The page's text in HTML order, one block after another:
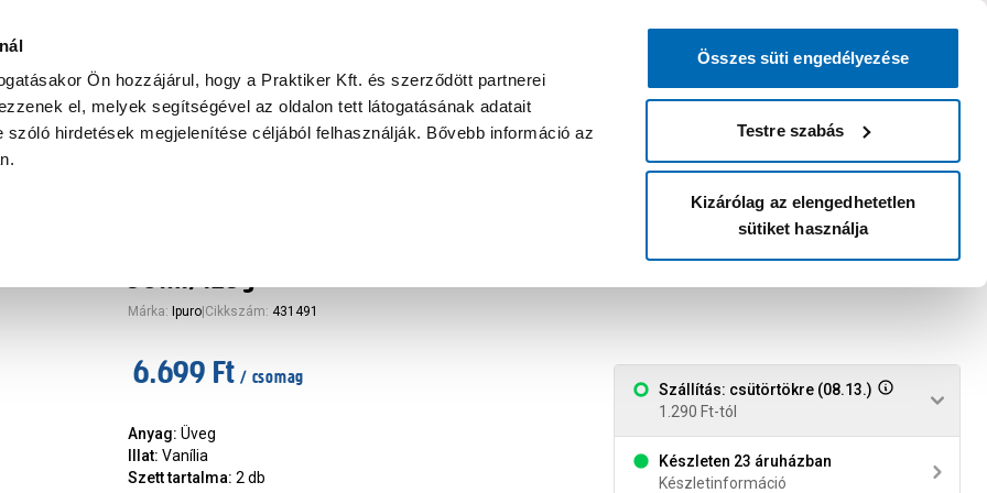
Ön hozzájárul, hogy a Praktiker Kft. és szerződött partnerei
el, melyek segítségével az oldalon tett látogatásának adatait
hirdetések megjelenítése céljából felhasználják. Bővebb információ az
Összes süti engedélyezése
Testre szabás
Kizárólag az elengedhetetlen
sütiket használja
bejelentkezni?
Belépés Listáim
Praktiker Professional Szakiajánló Ügyintézés és Információ Áruházak és szolgáltatások
Ipuro szobaillatosító gyertyával essentials "time for a hug"
50ml/125g
Márka: Ipuro Cikkszám: 431491
6.699 Ft / csomag
Anyag: Üveg
Illat: Vanília
Szett tartalma: 2 db
Szállítás: csütörtökre (08.13.)
1.290 Ft-tól
Készleten 23 áruházban
Készletinformáció